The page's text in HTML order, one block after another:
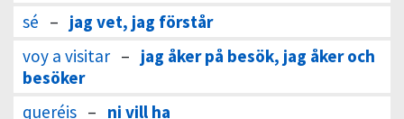
sé – jag vet, jag förstår
voy a visitar – jag åker på besök, jag åker och
besöker
queréis – ni vill ha